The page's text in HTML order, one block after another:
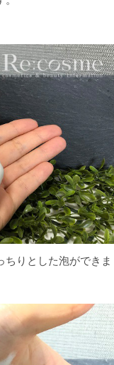
りとした泡ができま